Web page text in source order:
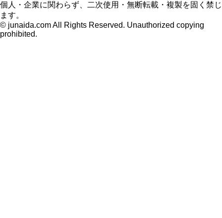
個人・企業に関わらず、二次使用・無断転載・複製を固く禁じ
ます。
© junaida.com All Rights Reserved. Unauthorized copying
prohibited.